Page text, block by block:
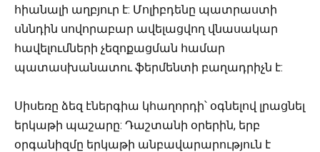
հիանալի աղբյուր է: Մոլիբդենը պատրաստի
սննդին սովորաբար ավելացվող վնասակար
հավելումների չեզոքացման համար
պատասխանատու ֆերմենտի բաղադրիչն է:
Սիսեռը ձեզ էներգիա կհաղորդի՝ օգնելով լրացնել
երկաթի պաշարը: Դաշտանի օրերին, երբ
օրգանիզմը երկաթի անբավարարություն է